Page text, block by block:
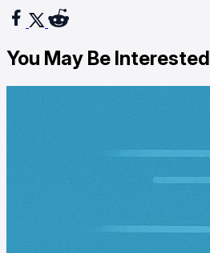
You May Be Interested